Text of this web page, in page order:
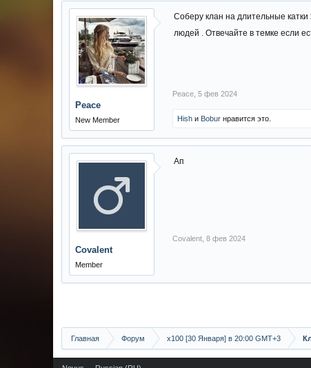
Peace
New Member
Соберу клан на длительные
людей . Отвечайте в темке если
Peace 5 фев 2024
Hish и Bobur нравится это.
Covalent
Member
Ап
Covalent 8 фев 2024
Главная Форум х100 [30 Января] в 20:00 GMT+3